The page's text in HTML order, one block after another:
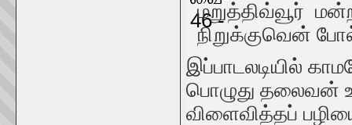
மறுத்திவ்வூர்
நிறுக்குவென்
இப்பாடலடியில்
பொழுது தலைவன்
விளைவித்தப்